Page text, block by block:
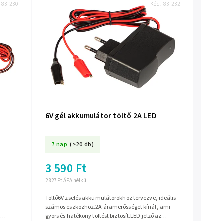
83-230-
6V gél akkumulátor töltő 2A LED
7 nap (>20 db)
2 827 Ft ÁFA nélkül
3 590 Ft
Töltő6V zselés akkumulátorokhoz tervezve, ideális
számos eszközhöz.2A áramerősséget kínál, ami
gyors és hatékony töltést biztosít.LED jelző az
Kód: 83-232-